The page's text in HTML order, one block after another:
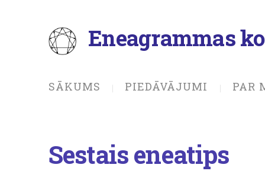
Eneagrammas
SĀKUMS PIEDĀVĀJUMI PAR
Sestais eneatips